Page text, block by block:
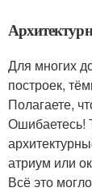
Для многих
построек,
Полагаете,
Ошибаетесь!
атриум или
Всё это